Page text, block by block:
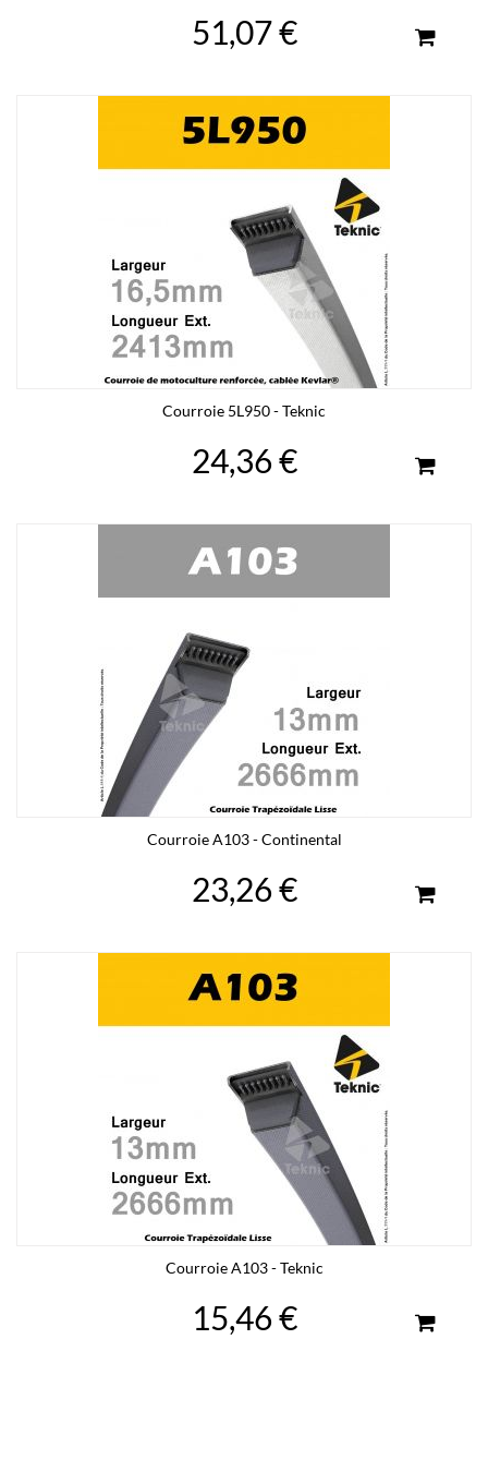
51,07 €
Courroie 5L950 - Teknic
24,36 €
Courroie A103 - Continental
23,26 €
Courroie A103 - Teknic
15,46 €